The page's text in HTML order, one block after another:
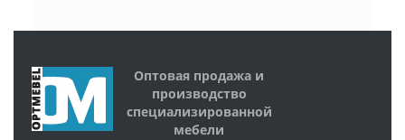
Оптовая продажа и
производство
специализированной
мебели